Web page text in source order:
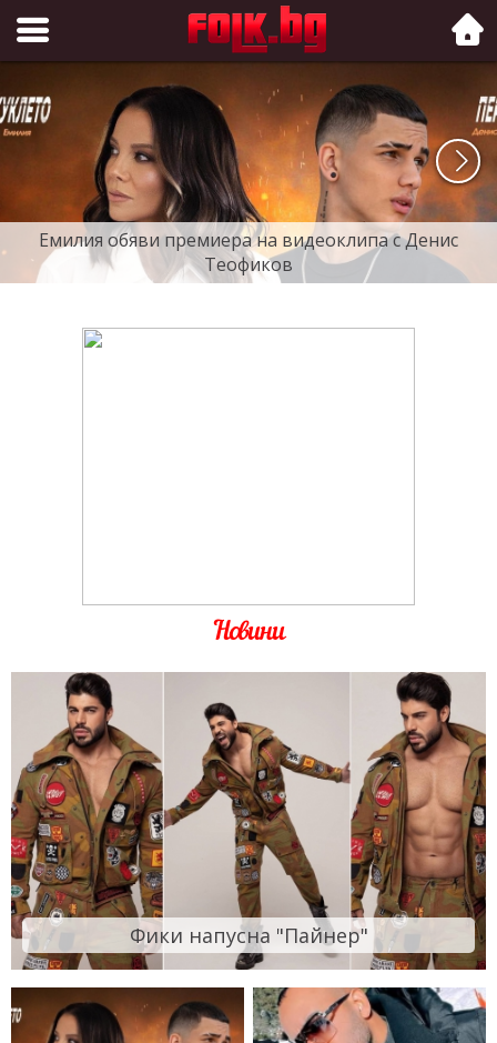
Folk.bg
Емилия обяви премиера на видеоклипа с Денис
Теофиков
Новини
Фики напусна "Пайнер"